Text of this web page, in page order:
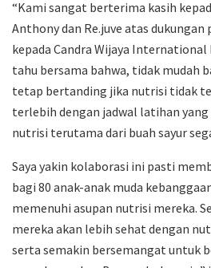
“Kami sangat berterima kasih
Anthony dan Re.juve atas dukungan
kepada Candra Wijaya
tahu bersama bahwa, tidak mudah
tetap bertanding jika nutrisi tidak
terlebih dengan jadwal latihan
nutrisi terutama dari buah sayur
Saya yakin kolaborasi ini pasti
bagi 80 anak-anak muda
memenuhi asupan nutrisi mereka.
mereka akan lebih sehat dengan
serta semakin bersemangat untuk